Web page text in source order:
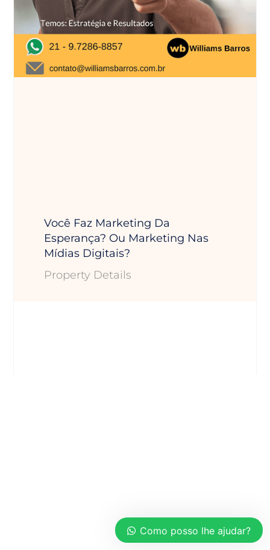
Você Faz Marketing Da
Esperança? Ou Marketing Nas
Mídias Digitais?
Property Details
Como posso lhe ajudar?